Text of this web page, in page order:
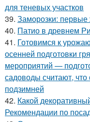
для теневых участков
39. Заморозки:
40. Патио в древнем
41. Готовимся к
осенней подготовки
мероприятий —
садоводы считают, что
подзимней
42. Какой
Рекомендации по